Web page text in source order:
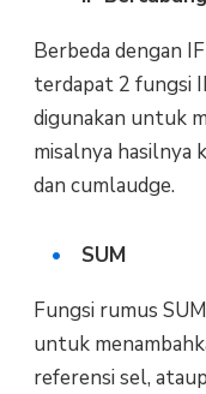
Berbeda dengan
terdapat 2 fungsi
digunakan untuk
misalnya hasilnya
dan cumlaudge.
SUM
Fungsi rumus
untuk
referensi sel,